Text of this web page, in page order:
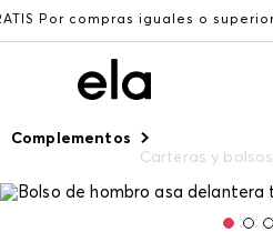
iguales o superiores a $200.000
Complementos
Carteras y bolsos